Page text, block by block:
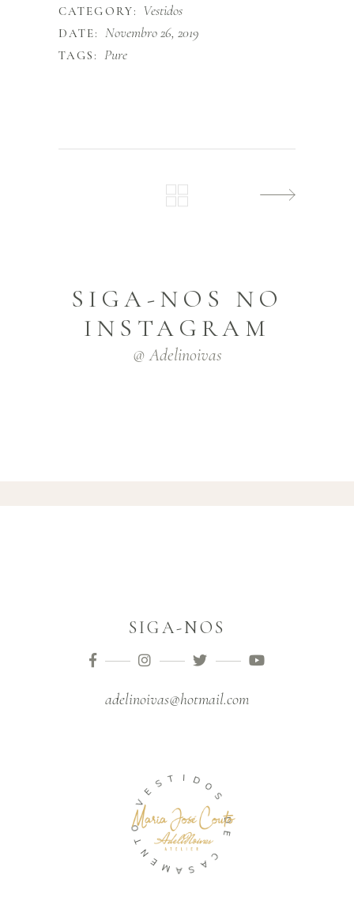
CATEGORY: Vestidos
DATE: Novembro 26, 2019
TAGS: Pure
SIGA-NOS NO
INSTAGRAM
@ Adelinoivas
SIGA-NOS
adelinoivas@hotmail.com
V
E
S T I D
O
S
D
E
C
A
S
A
M
E
N
T
O